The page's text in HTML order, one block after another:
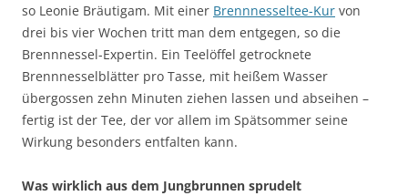
so Leonie Bräutigam. Mit einer Brennnesseltee-Kur von
drei bis vier Wochen tritt man dem entgegen, so die
Brennnessel-Expertin. Ein Teelöffel getrocknete
Brennnesselblätter pro Tasse, mit heißem Wasser
übergossen zehn Minuten ziehen lassen und abseihen –
fertig ist der Tee, der vor allem im Spätsommer seine
Wirkung besonders entfalten kann.
Was wirklich aus dem Jungbrunnen sprudelt